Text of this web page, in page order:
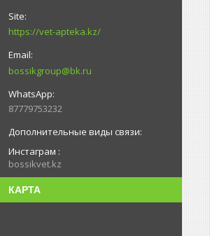
https://vet-apteka.kz/
bossikgroup@bk.ru
87779753232
Инстаграм
bossikvet.kz
КАРТА